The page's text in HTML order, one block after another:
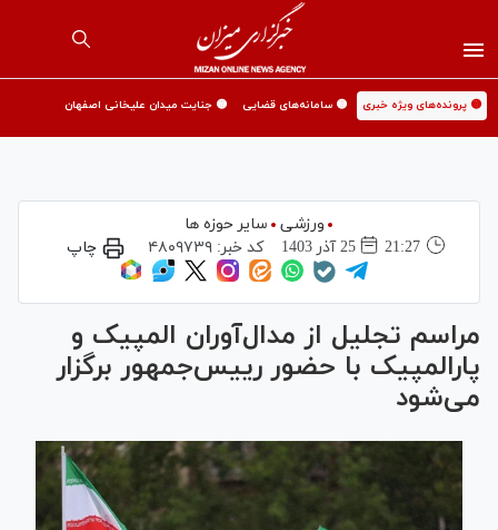
🟡 پرونده‌های ویژه خبری 🟡 سامانه‌های قضایی 🟡 جنایت میدان علیخانی اصفهان
ورزشی
سایر حوزه ها
21:27
25 آذر 1403 کد خبر: ۴۸۰۹۷۳۹ چاپ
مراسم تجلیل از مدال‌آوران المپیک و
پارالمپیک با حضور رییس‌جمهور برگزار
می‌شود